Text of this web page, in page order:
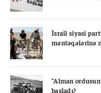
İsrail siyasi
məntəqələrinə
"Alman
başladı?